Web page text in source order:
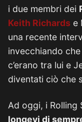
i due membri dei
Keith Richards e
una recente
invecchiando
c’erano tra lui e
diventati ciò che
Ad oggi, i Rolling
longevi di